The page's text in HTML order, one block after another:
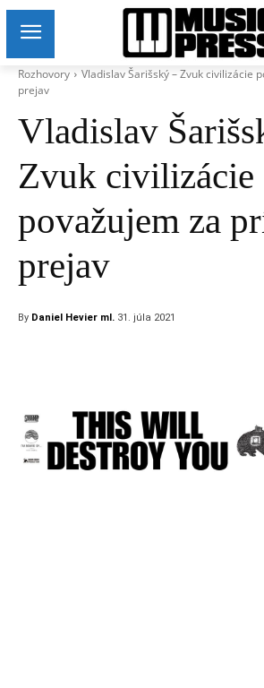
Rozhovory
Vladislav Šarišský – Zvuk civilizácie
prejav
Vladislav
Zvuk civilizácie
považujem za
prejav
By Daniel Hevier ml. 31. júla 2021